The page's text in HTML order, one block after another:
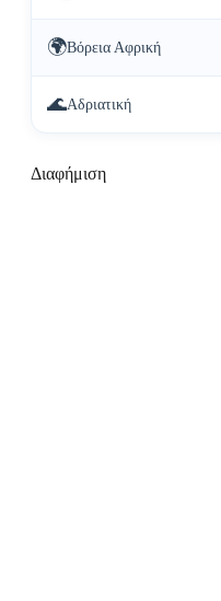
🌍Βόρεια Αφρική
🌊Αδριατική
Διαφήμιση